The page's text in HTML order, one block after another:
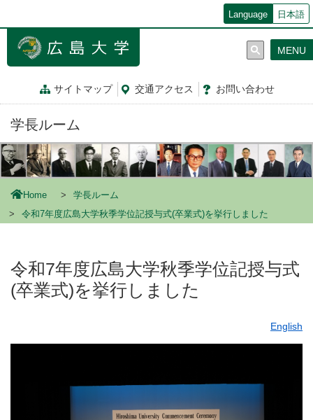
ン
動
Language 日本語
サイトマップ 交通アクセス お問い合わせ
MENU
学長ルーム
Home
学長ルーム
令和7年度広島大学秋季学位記授与式(卒業式)を挙行しました
令和7年度広島大学秋季学位記授与式
(卒業式)を挙行しました
English